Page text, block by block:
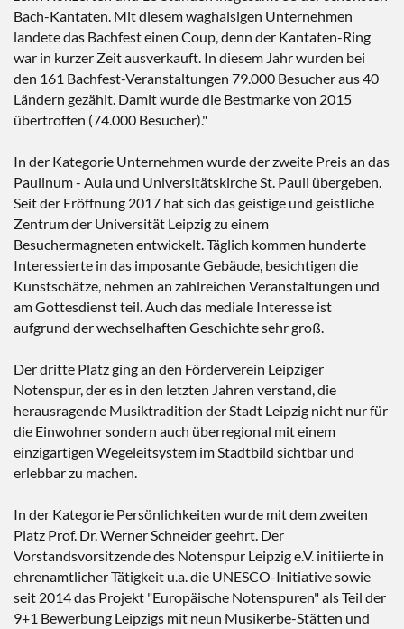
Bach-Kantaten. Mit diesem waghalsigen Unternehmen
landete das Bachfest einen Coup, denn der Kantaten-Ring
war in kurzer Zeit ausverkauft. In diesem Jahr wurden bei
den 161 Bachfest-Veranstaltungen 79.000 Besucher aus 40
Ländern gezählt. Damit wurde die Bestmarke von 2015
übertroffen (74.000 Besucher)."
In der Kategorie Unternehmen wurde der zweite Preis an das
Paulinum - Aula und Universitätskirche St. Pauli übergeben.
Seit der Eröffnung 2017 hat sich das geistige und geistliche
Zentrum der Universität Leipzig zu einem
Besuchermagneten entwickelt. Täglich kommen hunderte
Interessierte in das imposante Gebäude, besichtigen die
Kunstschätze, nehmen an zahlreichen Veranstaltungen und
am Gottesdienst teil. Auch das mediale Interesse ist
aufgrund der wechselhaften Geschichte sehr groß.
Der dritte Platz ging an den Förderverein Leipziger
Notenspur, der es in den letzten Jahren verstand, die
herausragende Musiktradition der Stadt Leipzig nicht nur für
die Einwohner sondern auch überregional mit einem
einzigartigen Wegeleitsystem im Stadtbild sichtbar und
erlebbar zu machen.
In der Kategorie Persönlichkeiten wurde mit dem zweiten
Platz Prof. Dr. Werner Schneider geehrt. Der
Vorstandsvorsitzende des Notenspur Leipzig e.V. initiierte in
ehrenamtlicher Tätigkeit u.a. die UNESCO-Initiative sowie
seit 2014 das Projekt "Europäische Notenspuren" als Teil der
9+1 Bewerbung Leipzigs mit neun Musikerbe-Stätten und